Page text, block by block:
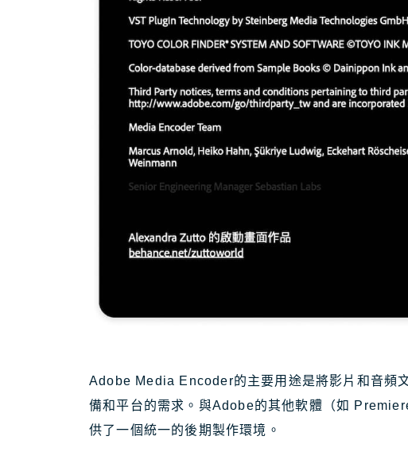
Adobe Media Encoder的主要用途是將影片和音頻
備和平台的需求。與Adobe的其他軟體（如
供了一個統一的後期製作環境。